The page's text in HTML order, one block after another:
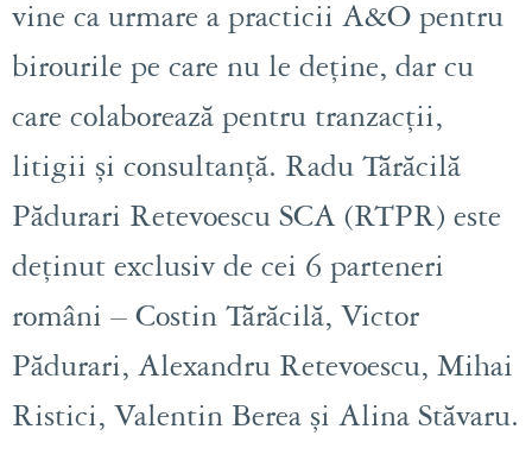
vine ca urmare a practicii A&O pentru
birourile pe care nu le deține, dar cu
care colaborează pentru tranzacții,
litigii și consultanță. Radu Tărăcilă
Pădurari Retevoescu SCA (RTPR) este
deținut exclusiv de cei 6 parteneri
români – Costin Tărăcilă, Victor
Pădurari, Alexandru Retevoescu, Mihai
Ristici, Valentin Berea și Alina Stăvaru.